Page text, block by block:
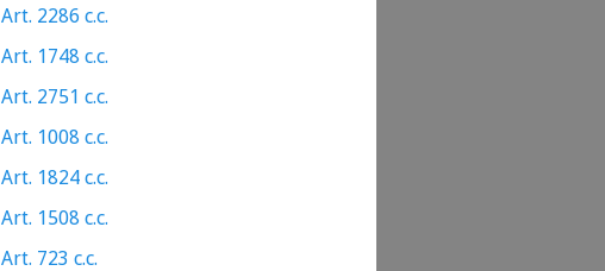
Art. 2286 c.c.
Art. 1748 c.c.
Art. 2751 c.c.
Art. 1008 c.c.
Art. 1824 c.c.
Art. 1508 c.c.
Art. 723 c.c.